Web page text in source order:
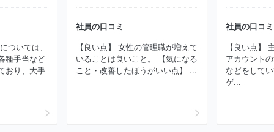
ついては、
種手当など
おり、大手
社員の口コミ
【良い点】 女性の管理職が増えて
いることは良いこと。 【気になる
こと・改善したほうがいい点】 ...
社員の口コミ
【良い点】
アカウント
などをして
ゲ...